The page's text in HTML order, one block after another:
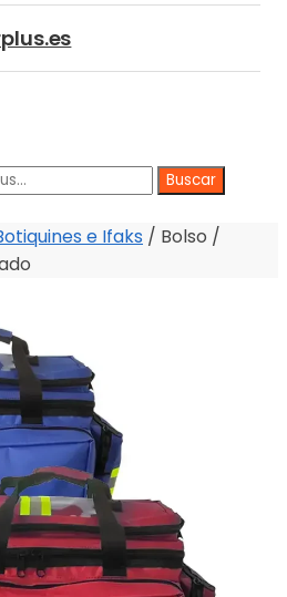
e Ifaks / Bolso /